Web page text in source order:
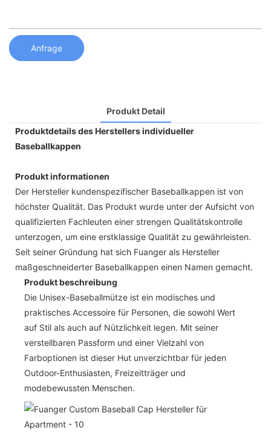
Anfrage
Produkt Detail
Produktdetails des Herstellers individueller
Baseballkappen
Produkt informationen
Der Hersteller kundenspezifischer Baseballkappen ist von
höchster Qualität. Das Produkt wurde unter der Aufsicht von
qualifizierten Fachleuten einer strengen Qualitätskontrolle
unterzogen, um eine erstklassige Qualität zu gewährleisten.
Seit seiner Gründung hat sich Fuanger als Hersteller
maßgeschneiderter Baseballkappen einen Namen gemacht.
Produkt beschreibung
Die Unisex-Baseballmütze ist ein modisches und
praktisches Accessoire für Personen, die sowohl Wert
auf Stil als auch auf Nützlichkeit legen. Mit seiner
verstellbaren Passform und einer Vielzahl von
Farboptionen ist dieser Hut unverzichtbar für jeden
Outdoor-Enthusiasten, Freizeitträger und
modebewussten Menschen.